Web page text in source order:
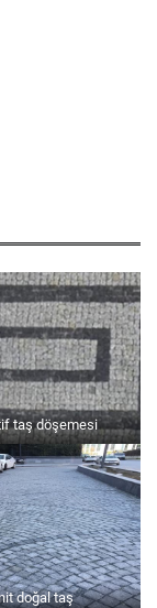
taş döşemesi
doğal taş